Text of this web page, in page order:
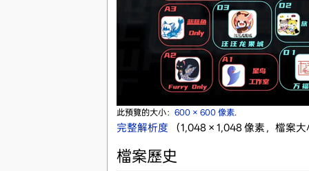
此預覽的大小： 600 × 600 像素.
完整解析度 （1,048 × 1,048 像素，檔案
檔案歷史